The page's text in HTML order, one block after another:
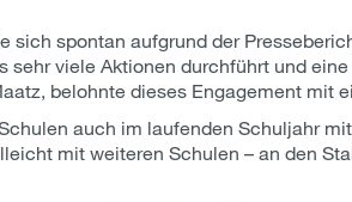
sich spontan aufgrund der
viele Aktionen durchführt und
belohnte dieses Engagement mit
auch im laufenden Schuljahr
mit weiteren Schulen – an den